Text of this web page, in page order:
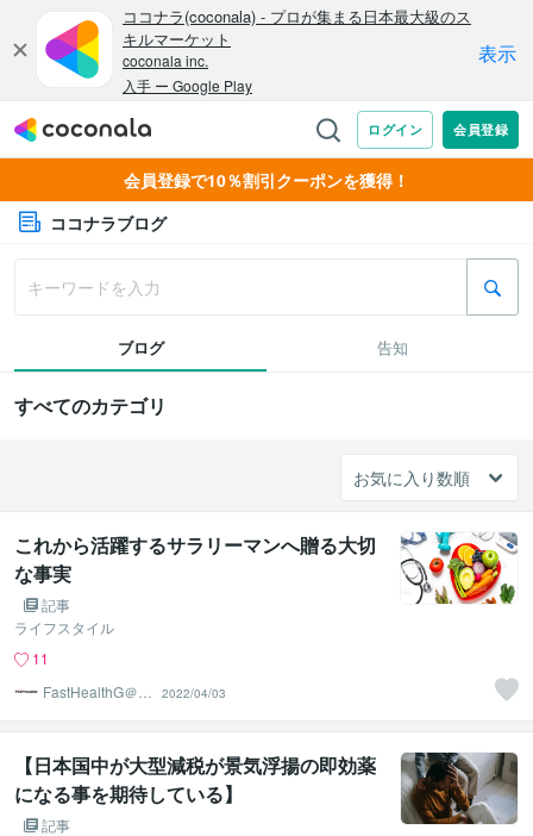
会員登録で10％割引クーポンを獲得！
ココナラブログ
ブログ 告知
すべてのカテゴリ
これから活躍するサラリーマンへ贈る大切
な事実
記事
ライフスタイル
11
FastHealthG＠食
2022/04/03
【日本国中が大型減税が景気浮揚の即効薬
になる事を期待している】
記事